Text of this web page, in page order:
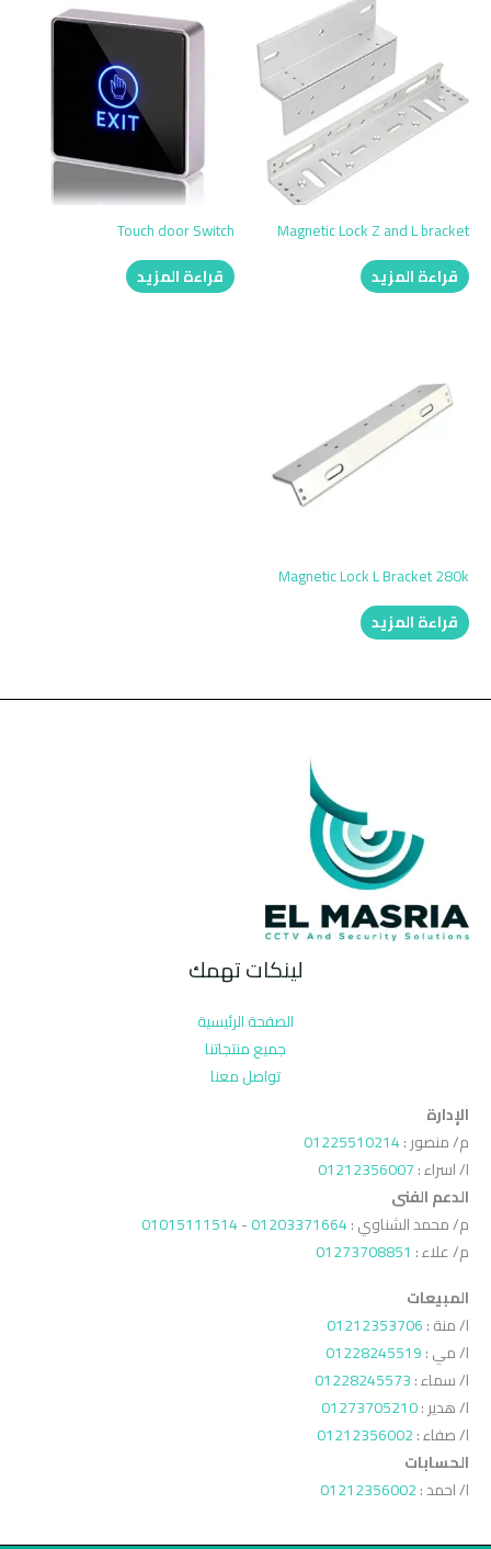
Magnetic Lock Z and L bracket
قراءة المزيد
Touch door Switch
قراءة المزيد
Magnetic Lock L Bracket 280k
قراءة المزيد
لينكات تهمك
الصفحة الرئيسية
جميع منتجاتنا
تواصل معنا
الإدارة
م/ منصور :01225510214
ا/ اسراء :01212356007
الدعم الفنى
م/ محمد الشناوي :01203371664
-
01015111514
م/ علاء : 01273708851
المبيعات
ا/ منة :01212353706
ا/ مي :01228245519
ا/ سماء :01228245573
ا/ هدير :01273705210
ا/ صفاء :01212356002
الحسابات
ا/ احمد :01212356002